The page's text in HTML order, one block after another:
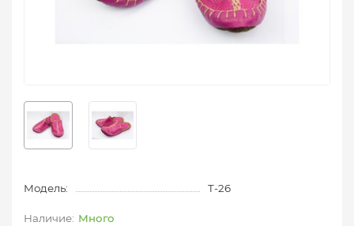
Модель: T-26
Много